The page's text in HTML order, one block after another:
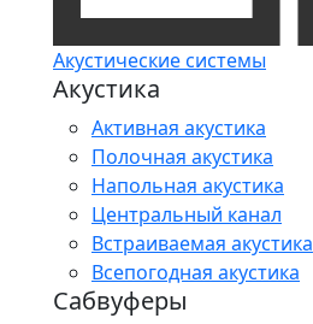
Акустические системы
Акустика
Активная акустика
Полочная акустика
Напольная акустика
Центральный канал
Встраиваемая акустика
Всепогодная акустика
Сабвуферы